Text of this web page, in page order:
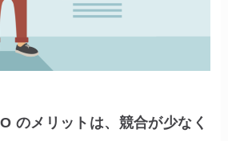
のメリットは、競合が少なく